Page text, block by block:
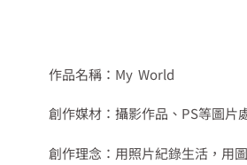
作品名稱：My World
創作媒材：攝影作品、PS等圖片
創作理念：用照片紀錄生活，用